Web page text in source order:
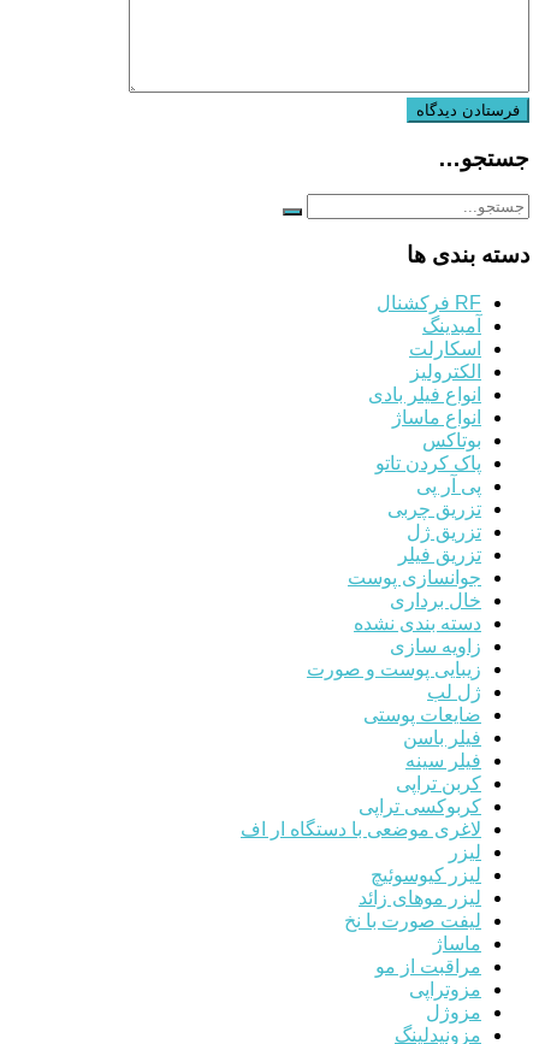
جستجو…
دسته بندی ها
RF فرکشنال
آمبدینگ
اسکارلت
الکترولیز
انواع فیلر بادی
انواع ماساژ
بوتاکس
پاک کردن تاتو
پی آر پی
تزریق چربی
تزریق ژل
تزریق فیلر
جوانسازی پوست
خال برداری
دسته بندی نشده
زاویه سازی
زیبایی پوست و صورت
ژل لب
ضایعات پوستی
فیلر باسن
فیلر سینه
کربن تراپی
کربوکسی تراپی
لاغری موضعی با دستگاه ار اف
لیزر
لیزر کیوسوئیچ
لیزر موهای زائد
لیفت صورت با نخ
ماساژ
مراقبت از مو
مزوتراپی
مزوژل
مزونیدلینگ